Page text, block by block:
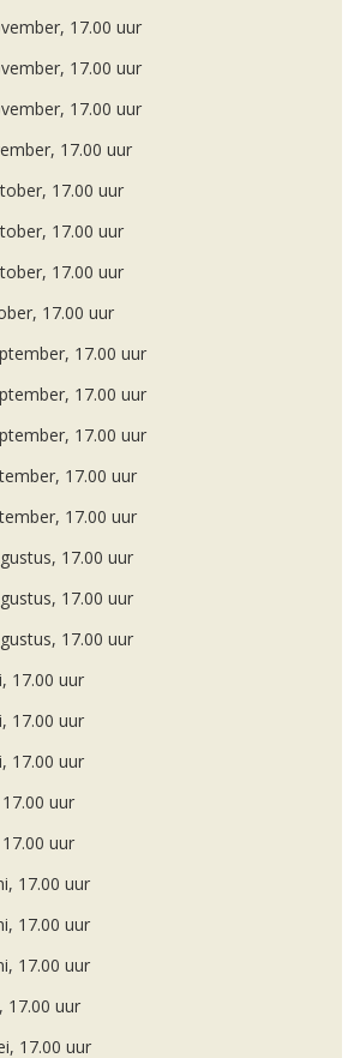
17.00 uur
17.00 uur
17.00 uur
17.00 uur
17.00 uur
17.00 uur
17.00 uur
17.00 uur
17.00 uur
17.00 uur
17.00 uur
17.00 uur
17.00 uur
17.00 uur
17.00 uur
17.00 uur
17.00 uur
17.00 uur
17.00 uur
uur
uur
17.00 uur
17.00 uur
17.00 uur
17.00 uur
17.00 uur